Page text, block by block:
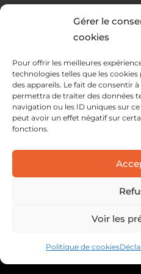
Gérer le
cookies
Pour offrir les meilleures
technologies telles que les
des appareils. Le fait de consentir
permettra de traiter des données
navigation ou les ID uniques sur
peut avoir un effet négatif sur
fonctions.
Voir les
Politique de cookies
Mentions légalesPolitique de